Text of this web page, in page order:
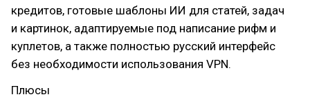
кредитов, готовые шаблоны ИИ для статей, задач
и картинок, адаптируемые под написание рифм и
куплетов, а также полностью русский интерфейс
без необходимости использования VPN.
Плюсы